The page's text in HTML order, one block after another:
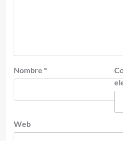
Nombre *
Web